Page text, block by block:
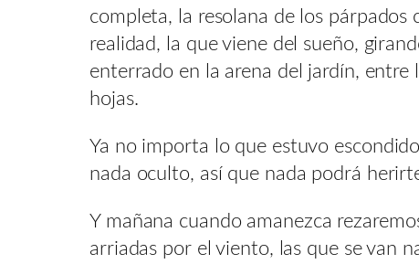
completa, la resolana de los párpados
realidad, la que viene del sueño,
enterrado en la arena del jardín, entre
hojas.
Ya no importa lo que estuvo
nada oculto, así que nada podrá
Y mañana cuando amanezca
arriadas por el viento, las que se van